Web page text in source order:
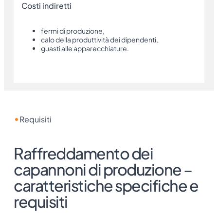
Costi indiretti
fermi di produzione,
calo della produttività dei dipendenti,
guasti alle apparecchiature.
Requisiti
Raffreddamento dei
capannoni di produzione –
caratteristiche specifiche e
requisiti